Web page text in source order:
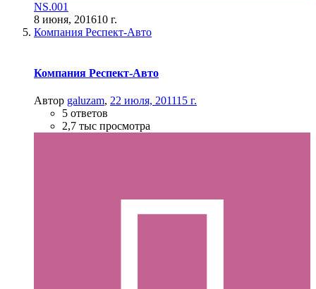
NS.001
8 июня, 201610 г.
Компания Респект-Авто
Компания Респект-Авто
Автор galuzam, 22 июля, 201115 г.
5 ответов
2,7 тыс просмотра